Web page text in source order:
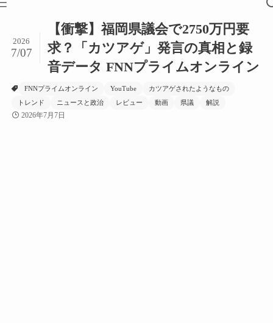
【衝撃】福岡県議会で2750万円要
求？「カツアゲ」発言の真相と録
音データ FNNプライムオンライン
2026
7/07
FNNプライムオンライン YouTube
カツアゲされたようなもの
トレンド
ニュースと政治 レビュー 動画 県議 解説
2026年7月7日